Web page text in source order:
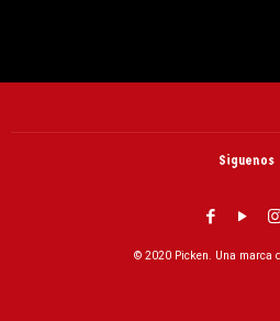
Siguenos
© 2020 Picken. Una marca